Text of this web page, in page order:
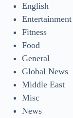
English
Entertainment
Fitness
Food
General
Global News
Middle East
Misc
News